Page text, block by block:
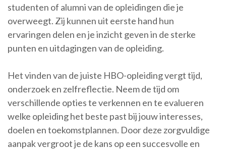
studenten of alumni van de opleidingen die je
overweegt. Zij kunnen uit eerste hand hun
ervaringen delen en je inzicht geven in de sterke
punten en uitdagingen van de opleiding.
Het vinden van de juiste HBO-opleiding vergt tijd,
onderzoek en zelfreflectie. Neem de tijd om
verschillende opties te verkennen en te evalueren
welke opleiding het beste past bij jouw interesses,
doelen en toekomstplannen. Door deze zorgvuldige
aanpak vergroot je de kans op een succesvolle en